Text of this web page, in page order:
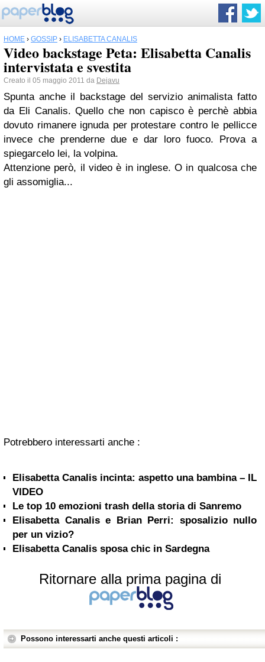
HOME › GOSSIP › ELISABETTA CANALIS
Video backstage Peta: Elisabetta Canalis
intervistata e svestita
Creato il 05 maggio 2011 da Dejavu
Spunta anche il backstage del servizio animalista fatto
da Eli Canalis. Quello che non capisco è perchè abbia
dovuto rimanere ignuda per protestare contro le pellicce
invece che prenderne due e dar loro fuoco. Prova a
spiegarcelo lei, la volpina.
Attenzione però, il video è in inglese. O in qualcosa che
gli assomiglia...
Potrebbero interessarti anche :
Elisabetta Canalis incinta: aspetto una bambina – IL
VIDEO
Le top 10 emozioni trash della storia di Sanremo
Elisabetta Canalis e Brian Perri: sposalizio nullo
per un vizio?
Elisabetta Canalis sposa chic in Sardegna
Ritornare alla prima pagina di
Possono interessarti anche questi articoli :